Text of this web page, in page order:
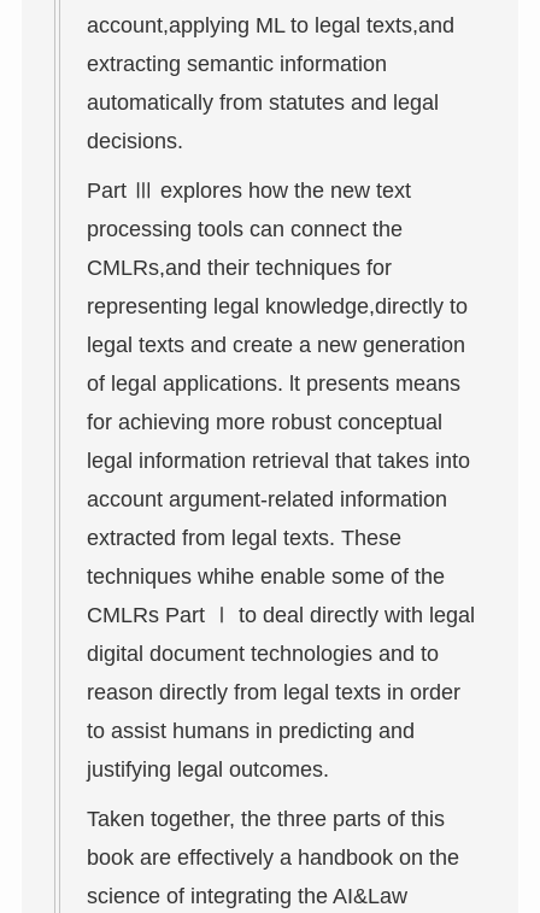
account,applying ML to legal texts,and
extracting semantic information
automatically from statutes and legal
decisions.
Part Ⅲ explores how the new text
processing tools can connect the
CMLRs,and their techniques for
representing legal knowledge,directly to
legal texts and create a new generation
of legal applications. lt presents means
for achieving more robust conceptual
legal information retrieval that takes into
account argument-related information
extracted from legal texts. These
techniques whihe enable some of the
CMLRs Part Ⅰ to deal directly with legal
digital document technologies and to
reason directly from legal texts in order
to assist humans in predicting and
justifying legal outcomes.
Taken together, the three parts of this
book are effectively a handbook on the
science of integrating the AI&Law